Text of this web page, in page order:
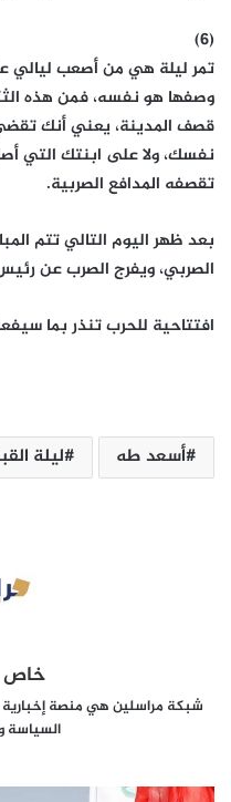
(6)
تمر ليلة هي من أصعب ليالي
وصفها هو نفسه، فمن هذه
قصف المدينة، يعني أنك
نفسك، ولا على ابنتك التي
تقصفه المدافع الصربية.
بعد ظهر اليوم التالي تتم
الصربي، ويفرج الصرب عن
افتتاحية للحرب تنذر بما
أسعد طه ليلة
خاص
شبكة مراسلين هي منصة إخبارية
السياسة